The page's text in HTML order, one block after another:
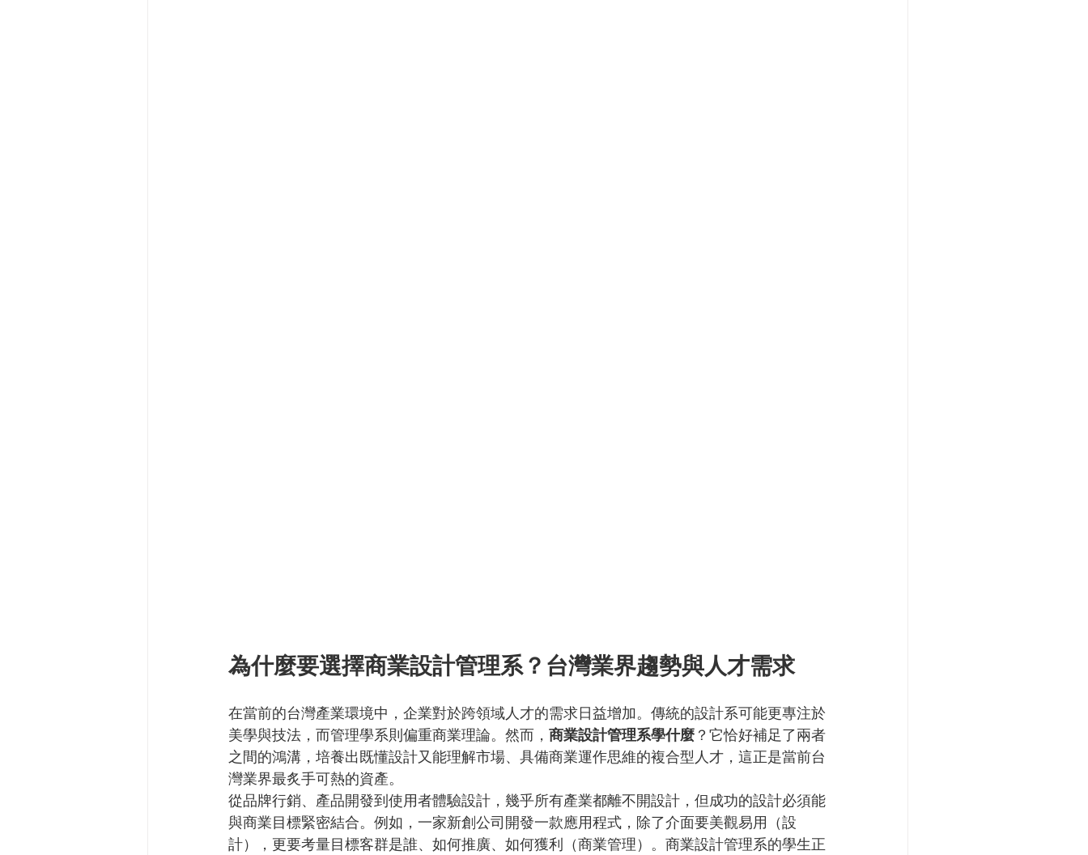
為什麼要選擇商業設計管理系？台灣業界趨勢與人才需求
在當前的台灣產業環境中，企業對於跨領域人才的需求日益增加。傳統的設計系可能更專注於
美學與技法，而管理學系則偏重商業理論。然而， 商業設計管理系學什麼？它恰好補足了兩者
之間的鴻溝，培養出既懂設計又能理解市場、具備商業運作思維的複合型人才，這正是當前台
灣業界最炙手可熱的資產。
從品牌行銷、產品開發到使用者體驗設計，幾乎所有產業都離不開設計，但成功的設計必須能
與商業目標緊密結合。例如，一家新創公司開發一款應用程式，除了介面要美觀易用（設
計），更要考量目標客群是誰、如何推廣、如何獲利（商業管理）。商業設計管理系的學生正